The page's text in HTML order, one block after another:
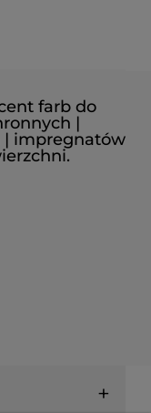
farb do
|
| impregnatów